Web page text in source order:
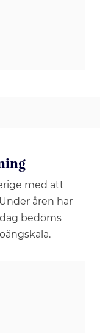
med att
åren har
bedöms